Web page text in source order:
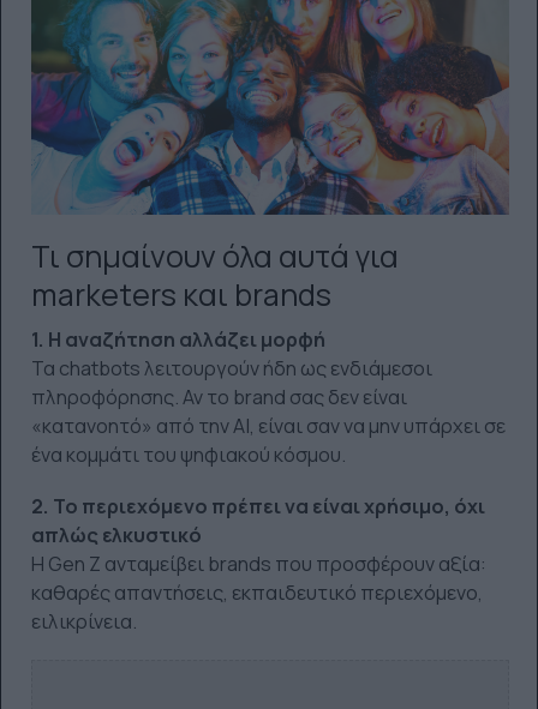
Τι σημαίνουν όλα αυτά για
marketers και brands
1. Η αναζήτηση αλλάζει μορφή
Τα chatbots λειτουργούν ήδη ως ενδιάμεσοι
πληροφόρησης. Αν το brand σας δεν είναι
«κατανοητό» από την AI, είναι σαν να μην υπάρχει σε
ένα κομμάτι του ψηφιακού κόσμου.
2. Το περιεχόμενο πρέπει να είναι χρήσιμο, όχι
απλώς ελκυστικό
Η Gen Z ανταμείβει brands που προσφέρουν αξία:
καθαρές απαντήσεις, εκπαιδευτικό περιεχόμενο,
ειλικρίνεια.